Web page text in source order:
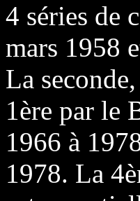
4 séries de
mars 1958
La
1ère par le
1966 à
1978. La